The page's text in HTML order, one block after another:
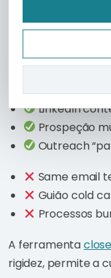
A consistência
Pode dispersar
**Prospeção
Campanhas
LinkedIn
Prospeção
Outreach
Same email
Guião cold
Processos
A ferramenta
rigidez, permite a